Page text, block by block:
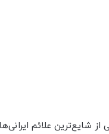
از شایع‌ترین علائم